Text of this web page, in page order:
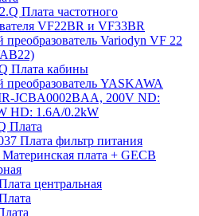
Плата частотного
VF22BR и VF33BR
преобразователь Variodyn VF 22
Плата кабины
преобразователь YASKAWA
JCBA0002BAA, 200V ND:
HD: 1.6A/0.2kW
Плата
Плата фильтр питания
плата + GECB
центральная